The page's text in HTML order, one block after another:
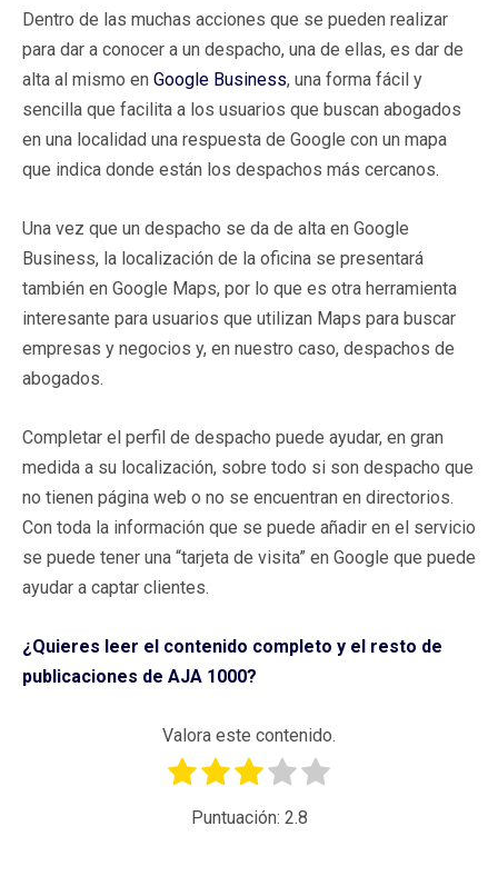
Dentro de las muchas acciones que se pueden realizar
para dar a conocer a un despacho, una de ellas, es dar de
alta al mismo en Google Business, una forma fácil y
sencilla que facilita a los usuarios que buscan abogados
en una localidad una respuesta de Google con un mapa
que indica donde están los despachos más cercanos.
Una vez que un despacho se da de alta en Google
Business, la localización de la oficina se presentará
también en Google Maps, por lo que es otra herramienta
interesante para usuarios que utilizan Maps para buscar
empresas y negocios y, en nuestro caso, despachos de
abogados.
Completar el perfil de despacho puede ayudar, en gran
medida a su localización, sobre todo si son despacho que
no tienen página web o no se encuentran en directorios.
Con toda la información que se puede añadir en el servicio
se puede tener una “tarjeta de visita” en Google que puede
ayudar a captar clientes.
¿Quieres leer el contenido completo y el resto de
publicaciones de AJA 1000?
Valora este contenido.
Puntuación: 2.8